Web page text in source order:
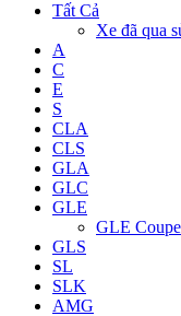
Tất Cả
Xe đã qua
A
C
E
S
CLA
CLS
GLA
GLC
GLE
GLE Coupe
GLS
SL
SLK
AMG